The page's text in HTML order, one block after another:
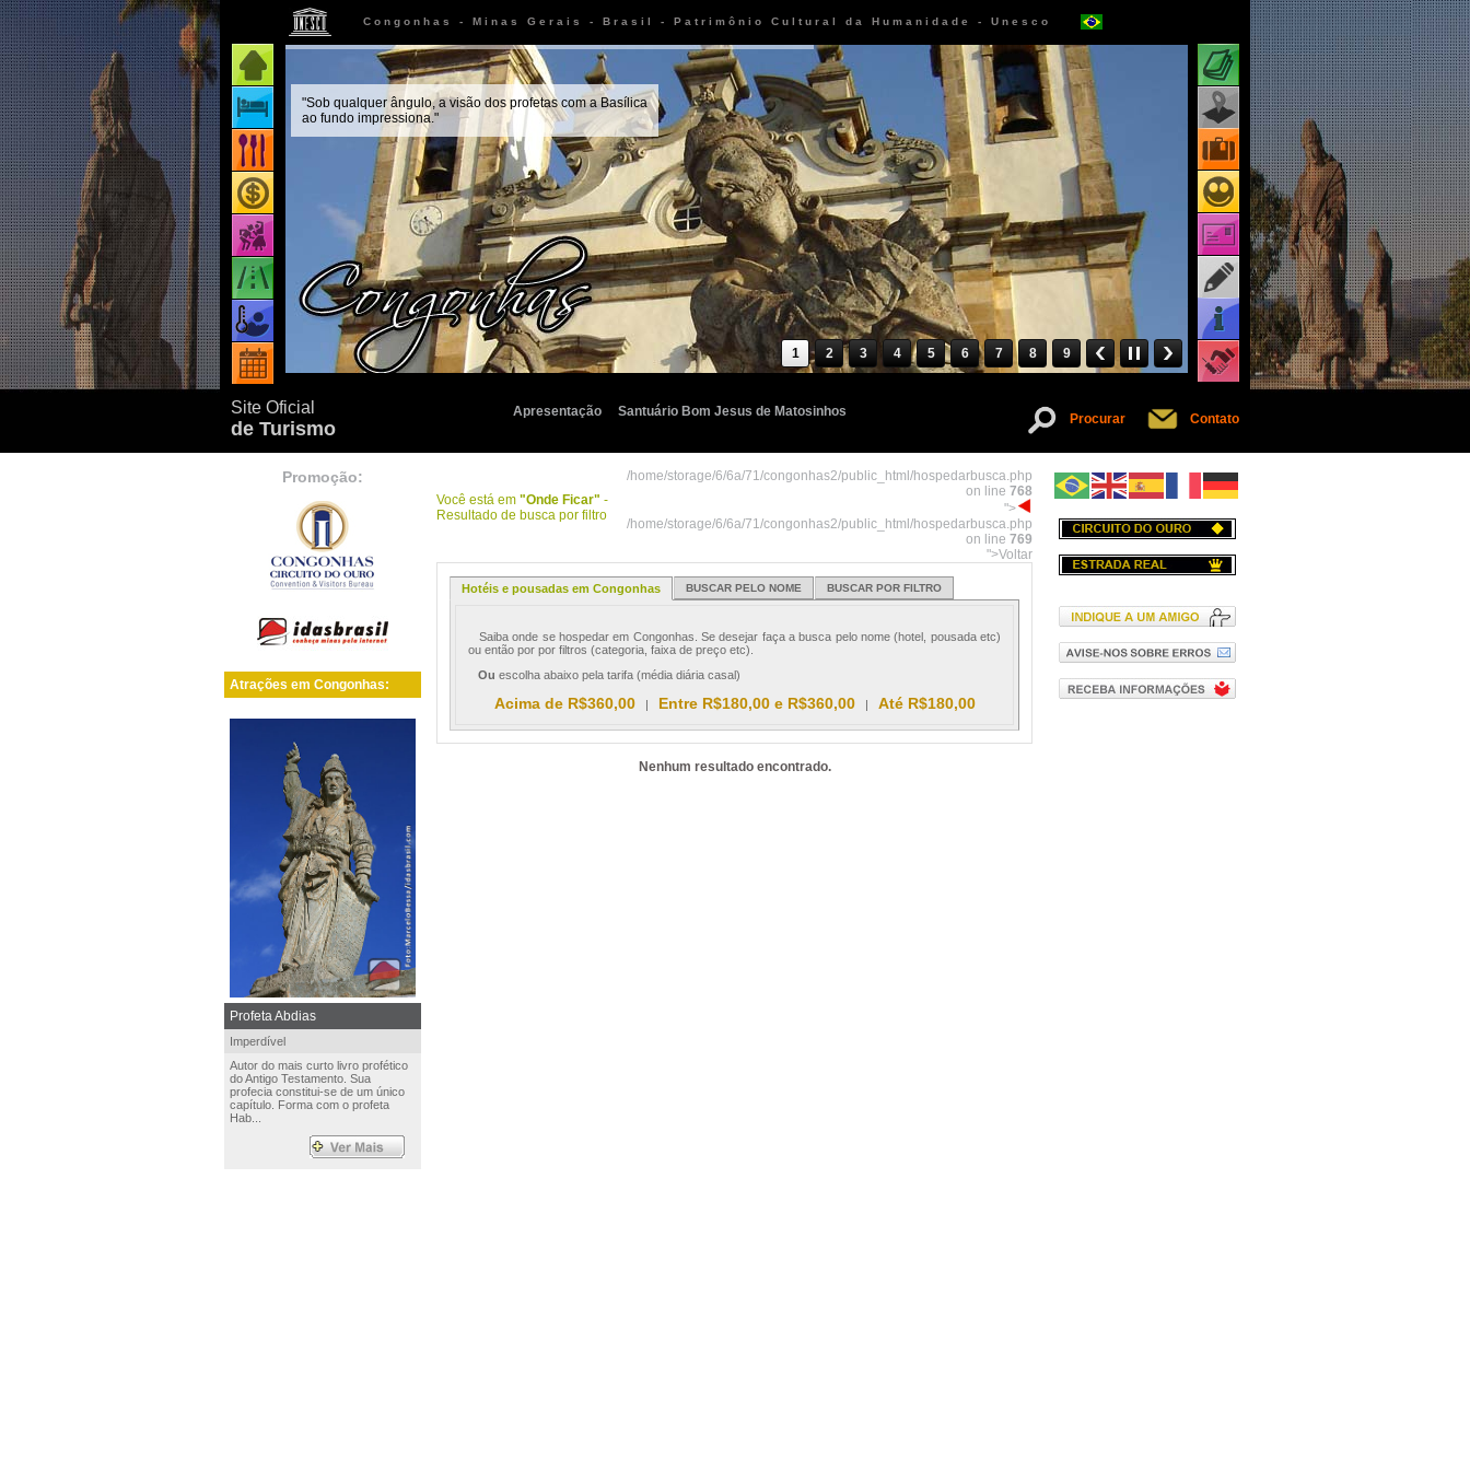
Congonhas - Minas Gerais - Brasil - Patrimônio Cultural da Humanidade - Unesco
Página inicial
Onde ficar
Onde comer
Onde comprar
Vida noturna
Como chegar
Quando ir
Eventos
"Sob qualquer ângulo, a visão dos profetas com a Basílica
ao fundo impressiona."
1 2 3 4 5 6 7 8 9
Atrações turísticas
Pacotes turísticos
Receptivos turísticos
Cartões virtuais
Informações
Serviços
Site Oficial
de Turismo
Apresentação Santuário Bom Jesus de Matosinhos Procurar Contato
Promoção:
Atrações em Congonhas:
Profeta Abdias
Imperdível
Autor do mais curto livro profético
do Antigo Testamento. Sua
profecia constitui-se de um único
capítulo. Forma com o profeta
Hab...
Você está em "Onde Ficar" -
Resultado de busca por filtro
/home/storage/6/6a/71/congonhas2/public_html/hospedarbusca.php
on line 768
">
/home/storage/6/6a/71/congonhas2/public_html/hospedarbusca.php
on line 769
">Voltar
Hotéis e pousadas em Congonhas BUSCAR PELO NOME BUSCAR POR FILTRO
Saiba onde se hospedar em Congonhas. Se desejar faça a busca pelo nome (hotel, pousada etc)
ou então por por filtros (categoria, faixa de preço etc).
Ou escolha abaixo pela tarifa (média diária casal)
Acima de R$360,00| Entre R$180,00 e R$360,00| Até R$180,00
Nenhum resultado encontrado.